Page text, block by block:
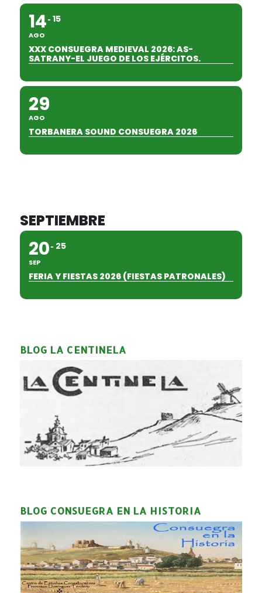
14
AGO
15
XXX CONSUEGRA MEDIEVAL 2026: AS-
SATRANY-EL JUEGO DE LOS EJÉRCITOS.
29
AGO
TORBANERA SOUND CONSUEGRA 2026
SEPTIEMBRE
20
SEP
25
FERIA Y FIESTAS 2026 (FIESTAS PATRONALES)
BLOG LA CENTINELA
BLOG CONSUEGRA EN LA HISTORIA